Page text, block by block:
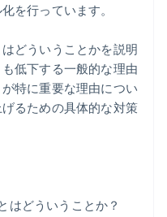
を行っています。
どういうことかを説明
低下する一般的な理由
特に重要な理由につい
るための具体的な対策
はどういうことか？